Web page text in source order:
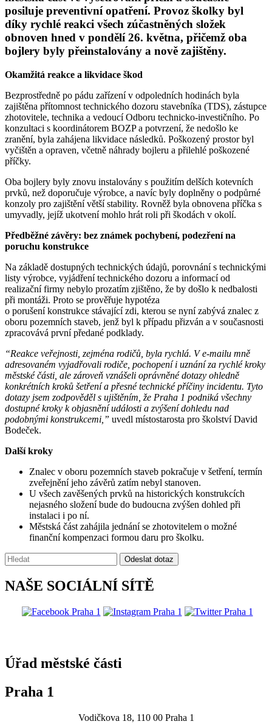
posiluje preventivní opatření. Provoz školky byl
díky rychlé reakci všech zúčastněných složek
obnoven hned v pondělí 26. května, přičemž oba
bojlery byly přeinstalovány a nově zajištěny.
Okamžitá reakce a likvidace škod
Bezprostředně po pádu zařízení v odpoledních hodinách byla
zajištěna přítomnost technického dozoru stavebníka (TDS), zástupce
zhotovitele, technika a vedoucí Odboru technicko-investičního. Po
konzultaci s koordinátorem BOZP a potvrzení, že nedošlo ke
zranění, byla zahájena likvidace následků. Poškozený prostor byl
vyčištěn a opraven, včetně náhrady bojleru a přilehlé poškozené
příčky.
Oba bojlery byly znovu instalovány s použitím delších kotevních
prvků, než doporučuje výrobce, a navíc byly doplněny o podpůrné
konzoly pro zajištění větší stability. Rovněž byla obnovena příčka s
umyvadly, jejíž ukotvení mohlo hrát roli při škodách v okolí.
Předběžné závěry: bez známek pochybení, podezření na
poruchu konstrukce
Na základě dostupných technických údajů, porovnání s technickými
listy výrobce, vyjádření technického dozoru a informací od
realizační firmy nebylo prozatím zjištěno, že by došlo k nedbalosti
při montáži. Proto se prověřuje hypotéza
o porušení konstrukce stávající zdi, kterou se nyní zabývá znalec z
oboru pozemních staveb, jenž byl k případu přizván a v současnosti
zpracovává první předané podklady.
“Reakce veřejnosti, zejména rodičů, byla rychlá. V e-mailu mně
adresovaném vyjadřovali rodiče, pochopení i uznání za rychlé kroky
městské části, ale zároveň vznášeli oprávněné dotazy ohledně
konkrétních kroků šetření a přesné technické příčiny incidentu. Tyto
dotazy jsem zodpověděl s ujištěním, že Praha 1 podniká všechny
dostupné kroky k objasnění události a zvýšení dohledu nad
podobnými konstrukcemi,” uvedl místostarosta pro školství David
Bodeček.
Další kroky
Znalec v oboru pozemních staveb pokračuje v šetření, termín
zveřejnění jeho závěrů zatím nebyl stanoven.
U všech zavěšených prvků na historických konstrukcích
nejasného složení bude do budoucna zvýšen dohled při
instalaci i po ní.
Městská část zahájila jednání se zhotovitelem o možné
finanční kompenzaci formou daru pro školku.
Vyhledávání:
Odeslat dotaz
NAŠE SOCIÁLNÍ SÍTĚ
Úřad městské části
Praha 1
Vodičkova 18, 110 00 Praha 1